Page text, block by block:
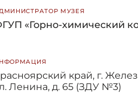
МУЗЕЯ
«Горно-химический
край, г.
Ленина, д. 65 (ЗДУ №3)